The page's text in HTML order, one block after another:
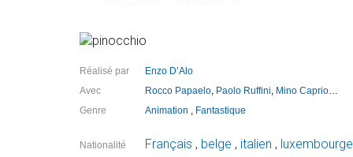
Réalisé par
Enzo D’Alo
Avec
Rocco Papaelo, Paolo Ruffini, Mino Caprio…
Genre
Animation , Fantastique
Nationalité Français , belge , italien ,